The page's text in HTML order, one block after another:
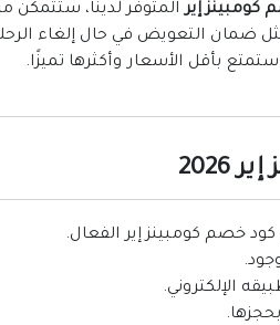
إيرالمتوفر لدينا، ستتمكن
ضمان التعويض في حال إلغاء
بأقل الأسعار وأكثرها تميزًا.
خصم كومبينز إير الفعال.
الإلكتروني.